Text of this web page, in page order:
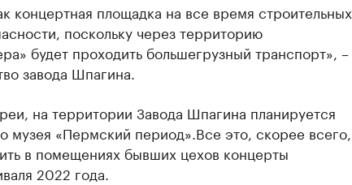
концертная площадка на все время строительных
поскольку через территорию
будет проходить большегрузный транспорт», –
завода Шпагина.
на территории Завода Шпагина планируется
музея «Пермский период».Все это, скорее всего,
в помещениях бывших цехов концерты
2022 года.